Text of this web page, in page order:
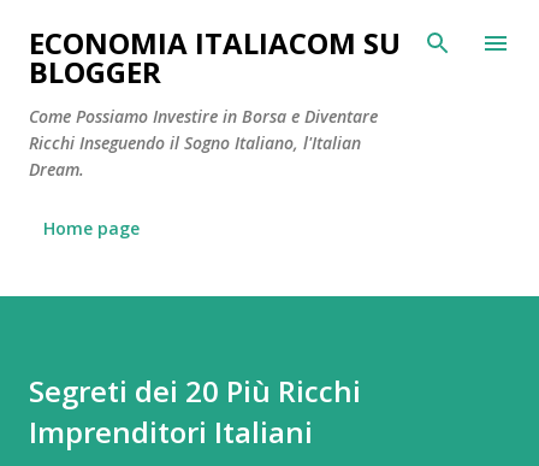
Passa ai contenuti principali
ECONOMIA ITALIACOM SU
BLOGGER
Come Possiamo Investire in Borsa e Diventare
Ricchi Inseguendo il Sogno Italiano, l'Italian
Dream.
Home page
Segreti dei 20 Più Ricchi
Imprenditori Italiani